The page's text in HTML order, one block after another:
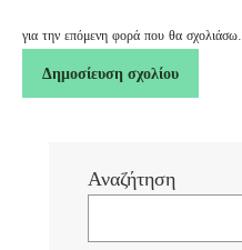
για την επόμενη φορά που θα σχολιάσω.
Αναζήτηση